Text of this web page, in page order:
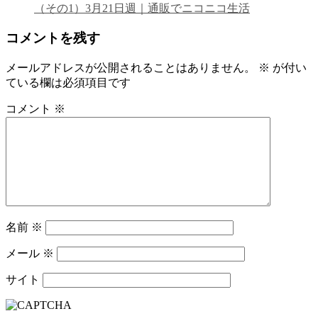
（その1）3月21日週｜通販でニコニコ生活
コメントを残す
メールアドレスが公開されることはありません。 ※ が付い
ている欄は必須項目です
コメント ※
名前 ※
メール ※
サイト